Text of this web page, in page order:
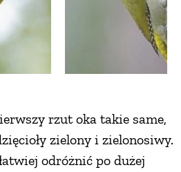
rzut oka takie same,
zielony i zielonosiwy.
odróżnić po dużej